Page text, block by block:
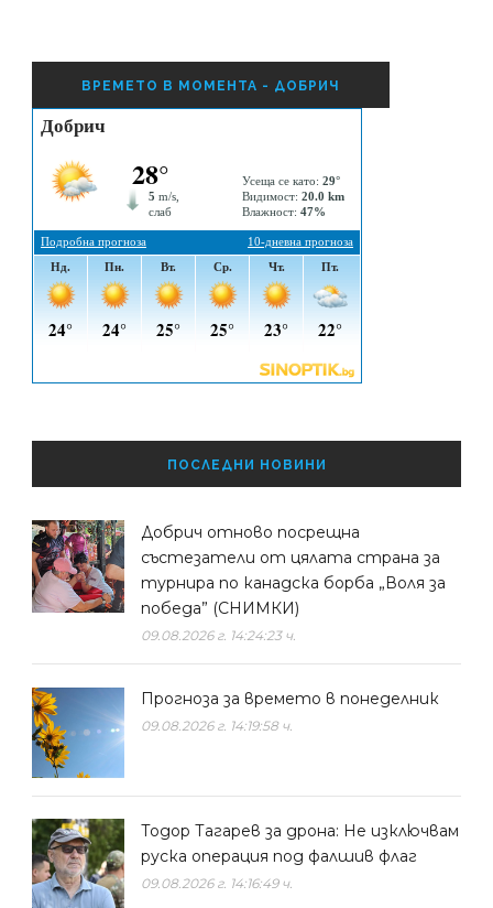
ВРЕМЕТО В МОМЕНТА - ДОБРИЧ
ПОСЛЕДНИ НОВИНИ
Добрич отново посрещна
състезатели от цялата страна за
турнира по канадска борба „Воля за
победа” (СНИМКИ)
09.08.2026 г. 14:24:23 ч.
Прогноза за времето в понеделник
09.08.2026 г. 14:19:58 ч.
Тодор Тагарев за дрона: Не изключвам
руска операция под фалшив флаг
09.08.2026 г. 14:16:49 ч.